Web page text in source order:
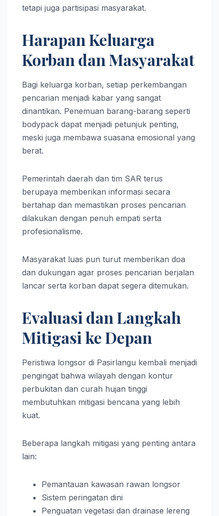
tetapi juga partisipasi masyarakat.
Harapan Keluarga
Korban dan Masyarakat
Bagi keluarga korban, setiap perkembangan
pencarian menjadi kabar yang sangat
dinantikan. Penemuan barang-barang seperti
bodypack dapat menjadi petunjuk penting,
meski juga membawa suasana emosional yang
berat.
Pemerintah daerah dan tim SAR terus
berupaya memberikan informasi secara
bertahap dan memastikan proses pencarian
dilakukan dengan penuh empati serta
profesionalisme.
Masyarakat luas pun turut memberikan doa
dan dukungan agar proses pencarian berjalan
lancar serta korban dapat segera ditemukan.
Evaluasi dan Langkah
Mitigasi ke Depan
Peristiwa longsor di Pasirlangu kembali menjadi
pengingat bahwa wilayah dengan kontur
perbukitan dan curah hujan tinggi
membutuhkan mitigasi bencana yang lebih
kuat.
Beberapa langkah mitigasi yang penting antara
lain:
Pemantauan kawasan rawan longsor
Sistem peringatan dini
Penguatan vegetasi dan drainase lereng